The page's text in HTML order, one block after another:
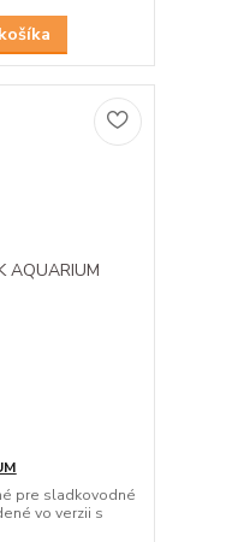
pre sladkovodné
vo verzii s